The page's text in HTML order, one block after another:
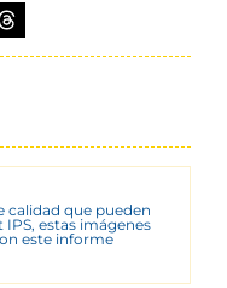
calidad que pueden
estas imágenes
este informe